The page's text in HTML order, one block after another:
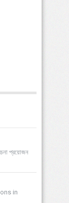
প্রয়োজন
in